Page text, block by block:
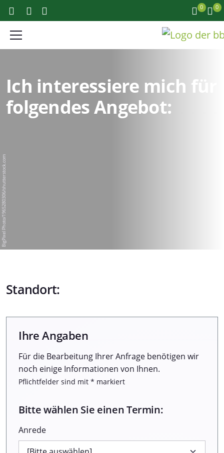
0 0
Ich interessiere mich für
folgendes Angebot:
BigPixel Photo/1965280306/shutterstock.com
Standort:
Ihre Angaben
Für die Bearbeitung Ihrer Anfrage benötigen wir
noch einige Informationen von Ihnen.
Pflichtfelder sind mit * markiert
Bitte wählen Sie einen Termin:
Anrede